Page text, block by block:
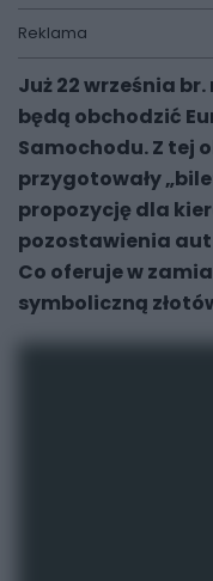
Reklama
Już 22 września
będą obchodzić
Samochodu. Z tej
przygotowały
propozycję dla
pozostawienia
Co oferuje w
symboliczną